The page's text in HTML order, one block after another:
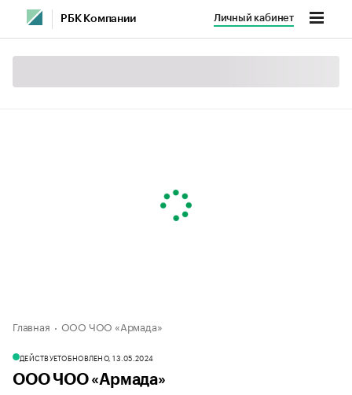
РБК Компании Личный кабинет
Главная ООО ЧОО «Армада»
ДЕЙСТВУЕТОБНОВЛЕНО, 13.05.2024
ООО ЧОО «Армада»